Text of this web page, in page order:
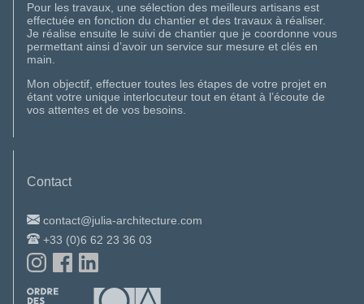
Pour les travaux, une sélection des meilleurs artisans est
effectuée en fonction du chantier et des travaux à réaliser.
Je réalise ensuite le suivi de chantier que je coordonne vous
permettant ainsi d’avoir un service sur mesure et clés en
main.
Mon objectif, effectuer toutes les étapes de votre projet en
étant votre unique interlocuteur tout en étant à l’écoute de
vos attentes et de vos besoins.
Contact
contact@julia-architecture.com
+33 (0)6 62 23 36 03